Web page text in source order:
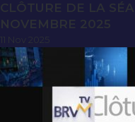
CLÔTURE DE LA
NOVEMBRE 2025